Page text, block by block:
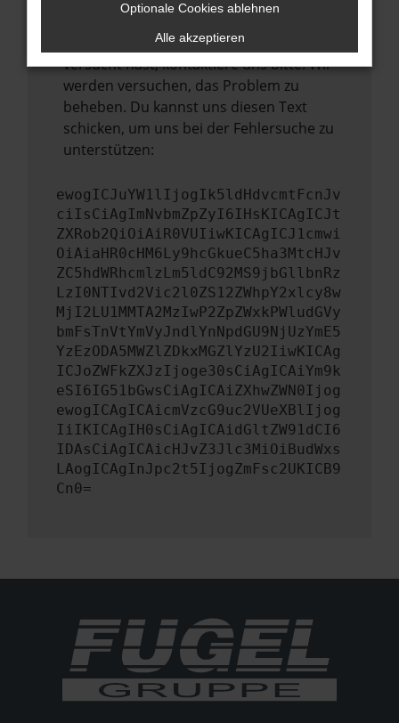
Wende dich an den Webseitenbetreiber.
Wenn du alle oben genannten Schritte
versucht hast, kontaktiere uns bitte. Wir
werden versuchen, das Problem zu
beheben. Du kannst uns diesen Text
schicken, um uns bei der Fehlersuche zu
unterstützen:
ewogICJuYW1lIjogIk5ldHdvcmtFcnJv
ciIsCiAgImNvbmZpZyI6IHsKICAgICJt
ZXRob2QiOiAiR0VUIiwKICAgICJ1cmwi
OiAiaHR0cHM6Ly9hcGkueC5ha3MtcHJv
ZC5hdWRhcmlzLm5ldC92MS9jbGllbnRz
LzI0NTIvd2Vic2l0ZS12ZWhpY2xlcy8w
MjI2LU1MMTA2MzIwP2ZpZWxkPWludGVy
bmFsTnVtYmVyJndlYnNpdGU9NjUzYmE5
YzEzODA5MWZlZDkxMGZlYzU2IiwKICAg
ICJoZWFkZXJzIjoge30sCiAgICAiYm9k
eSI6IG51bGwsCiAgICAiZXhwZWN0Ijog
ewogICAgICAicmVzcG9uc2VUeXBlIjog
IiIKICAgIH0sCiAgICAidGltZW91dCI6
IDAsCiAgICAicHJvZ3Jlc3MiOiBudWxs
LAogICAgInJpc2t5IjogZmFsc2UKICB9
Cn0=
Optionale Cookies ablehnen
Alle akzeptieren